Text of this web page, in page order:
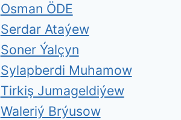
Osman ÖDE
Serdar Ataýew
Soner Ýalçyn
Sylapberdi Muhamow
Tirkiş Jumageldiýew
Waleriý Brýusow